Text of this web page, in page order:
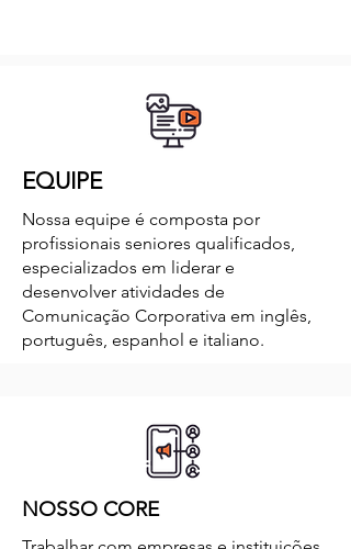
EQUIPE
Nossa equipe é composta por
profissionais seniores qualificados,
especializados em liderar e
desenvolver atividades de
Comunicação Corporativa em inglês,
português, espanhol e italiano.
NOSSO CORE